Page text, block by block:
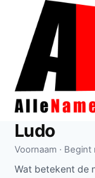
Doorgaan
inhoud
Ludo
Voornaam ·
Wat betekent de